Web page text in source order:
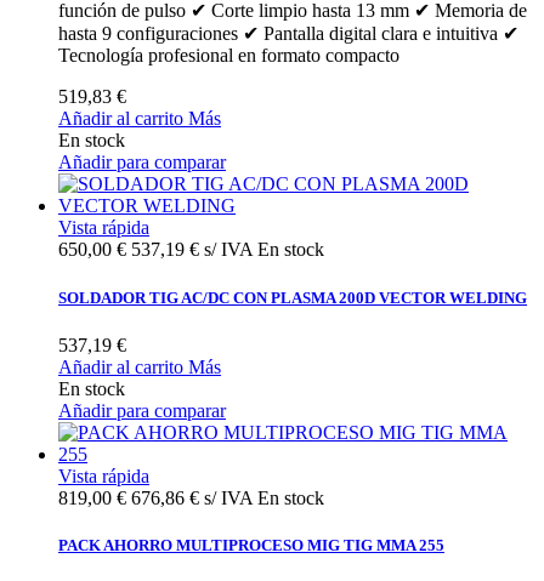
función de pulso ✔ Corte limpio hasta 13 mm ✔ Memoria de
hasta 9 configuraciones ✔ Pantalla digital clara e intuitiva ✔
Tecnología profesional en formato compacto
519,83 €
Añadir al carrito Más
En stock
Añadir para comparar
Vista rápida
650,00 € 537,19 € s/ IVA En stock
SOLDADOR TIG AC/DC CON PLASMA 200D VECTOR WELDING
537,19 €
Añadir al carrito Más
En stock
Añadir para comparar
Vista rápida
819,00 € 676,86 € s/ IVA En stock
PACK AHORRO MULTIPROCESO MIG TIG MMA 255